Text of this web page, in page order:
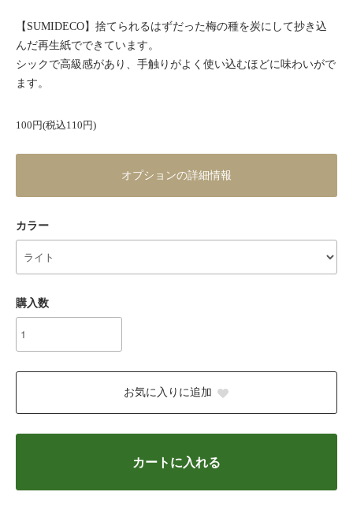
【SUMIDECO】捨てられるはずだった梅の種を炭にして抄き込
んだ再生紙でできています。
シックで高級感があり、手触りがよく使い込むほどに味わいがで
ます。
100円(税込110円)
オプションの詳細情報
カラー
購入数
お気に入りに追加
カートに入れる